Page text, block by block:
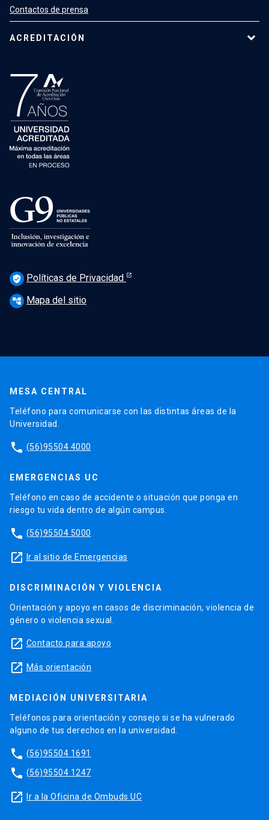
Contactos de prensa
ACREDITACIÓN
verified_user Políticas de Privacidad
account_tree Mapa del sitio
MESA CENTRAL
Teléfono para comunicarse con las distintas áreas de la
Universidad.
phone (56)95504 4000
EMERGENCIAS UC
Teléfono en caso de accidente o situación que ponga en
riesgo tu vida dentro de algún campus.
phone (56)95504 5000
launch Ir al sitio de Emergencias
DISCRIMINACIÓN Y VIOLENCIA
Orientación y apoyo en casos de discriminación, violencia de
género o violencia sexual.
launch Contacto para apoyo
launch Más orientación
MEDIACIÓN UNIVERSITARIA
Teléfonos para orientación y consejo si se ha vulnerado
alguno de tus derechos en la universidad.
phone (56)95504 1691
phone (56)95504 1247
launch Ir a la Oficina de Ombuds UC